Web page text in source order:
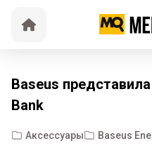
Baseus
Bank
Аксессуары Baseus